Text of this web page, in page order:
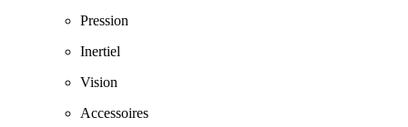
Pression
Inertiel
Vision
Accessoires